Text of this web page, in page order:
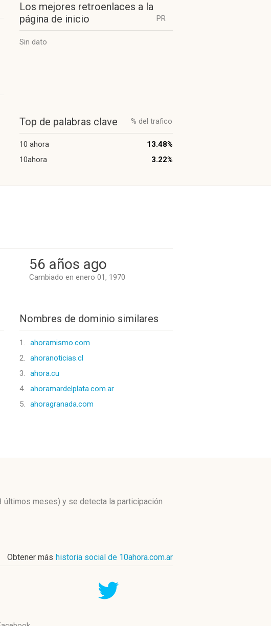
Los mejores retroenlaces a la
página de inicio
PR
Sin dato
Top de palabras clave % del trafico
10 ahora
13.48%
10ahora
3.22%
56 años ago
Cambiado en enero 01, 1970
Nombres de dominio similares
1.
ahoramismo.com
2.
ahoranoticias.cl
3.
ahora.cu
4.
ahoramardelplata.com.ar
5.
ahoragranada.com
últimos meses) y se detecta la participación
Obtener más historia social de 10ahora.com.ar